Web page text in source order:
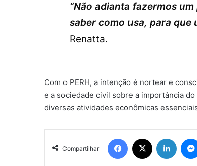
“Não adianta fazermos
saber como usa, para que
Renatta.
Com o PERH, a intenção é nortear e
e a sociedade civil sobre a importância
diversas atividades econômicas
Compartilhar
Facebook